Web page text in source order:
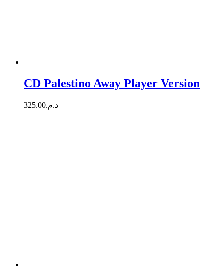
CD Palestino Away Player Version
د.م.325.00